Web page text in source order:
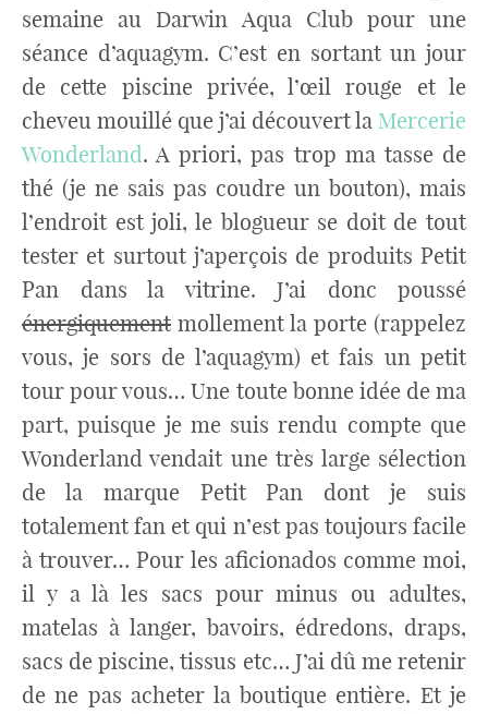
semaine au Darwin Aqua Club pour une
séance d’aquagym. C’est en sortant un jour
de cette piscine privée, l’œil rouge et le
cheveu mouillé que j’ai découvert la Mercerie
Wonderland. A priori, pas trop ma tasse de
thé (je ne sais pas coudre un bouton), mais
l’endroit est joli, le blogueur se doit de tout
tester et surtout j’aperçois de produits Petit
Pan dans la vitrine. J’ai donc poussé
énergiquementmollement la porte (rappelez
vous, je sors de l’aquagym) et fais un petit
tour pour vous… Une toute bonne idée de ma
part, puisque je me suis rendu compte que
Wonderland vendait une très large sélection
de la marque Petit Pan dont je suis
totalement fan et qui n’est pas toujours facile
à trouver… Pour les aficionados comme moi,
il y a là les sacs pour minus ou adultes,
matelas à langer, bavoirs, édredons, draps,
sacs de piscine, tissus etc… J’ai dû me retenir
de ne pas acheter la boutique entière. Et je